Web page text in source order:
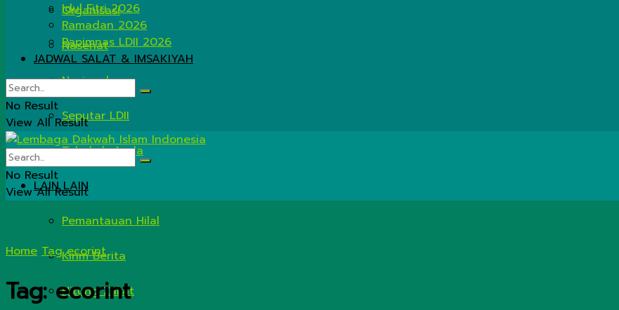
Organisasi
Nasehat
Nasional
Seputar LDII
Tahukah Anda
LAIN LAIN
Pemantauan Hilal
Kirim Berita
Hitung Zakat
Idul Fitri 2026
Ramadan 2026
Rapimnas LDII 2026
JADWAL SALAT & IMSAKIYAH
No Result
View All Result
No Result
View All Result
Home Tag ecorint
Tag:ecorint